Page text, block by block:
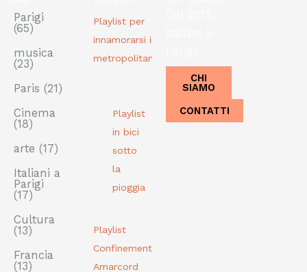
CHI
SIAMO
CONTATTI
Playlist per
innamorarsi in
metropolitana
Playlist
in bici
sotto
la
pioggia
Playlist
Confinement
Amarcord
Parigi
(65)
musica
(23)
Paris(21)
Cinema
(18)
arte(17)
Italiani a
Parigi
(17)
Cultura
(13)
Francia
(13)